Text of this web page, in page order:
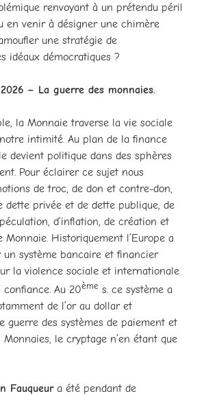
renvoyant à un prétendu péril
en venir à désigner une chimère
une stratégie de
idéaux démocratiques ?
– La guerre des monnaies.
la Monnaie traverse la vie sociale
intimité. Au plan de la finance
devient politique dans des sphères
Pour éclairer ce sujet nous
de troc, de don et contre-don,
dette privée et de dette publique, de
d’inflation, de création et
Monnaie. Historiquement l’Europe a
un système bancaire et financier
la violence sociale et internationale
Au 20ème s. ce système a
de l’or au dollar et
guerre des systèmes de paiement et
le cryptage n’en étant que
Fauqueura été pendant de